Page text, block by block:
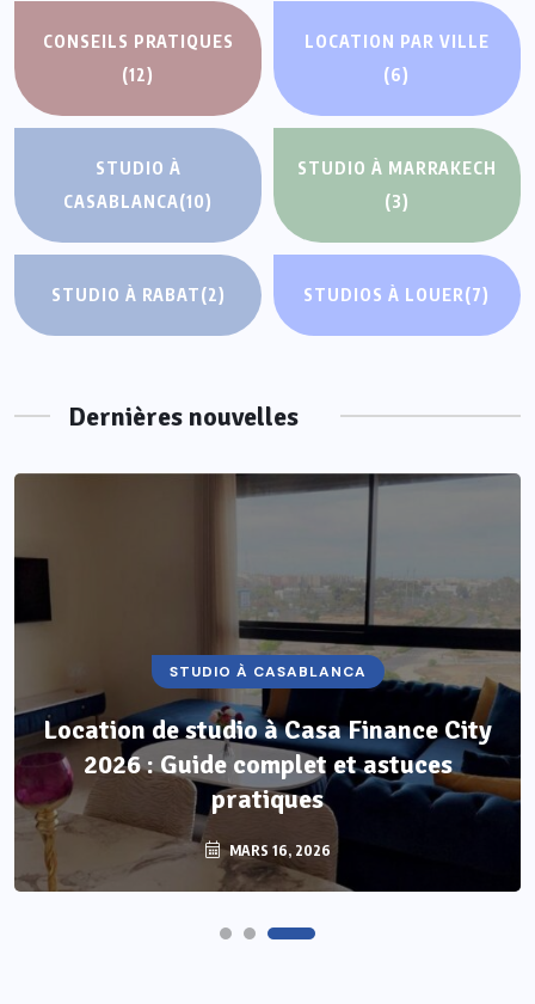
CONSEILS PRATIQUES
(12)
LOCATION PAR VILLE
(6)
STUDIO À
CASABLANCA(10)
STUDIO À MARRAKECH
(3)
STUDIO À RABAT(2) STUDIOS À LOUER(7)
Dernières nouvelles
STUDIOS À LOUER
Location studio non meublé au Maroc :
guide complet pour réussir votre bail
MARS 24, 2026